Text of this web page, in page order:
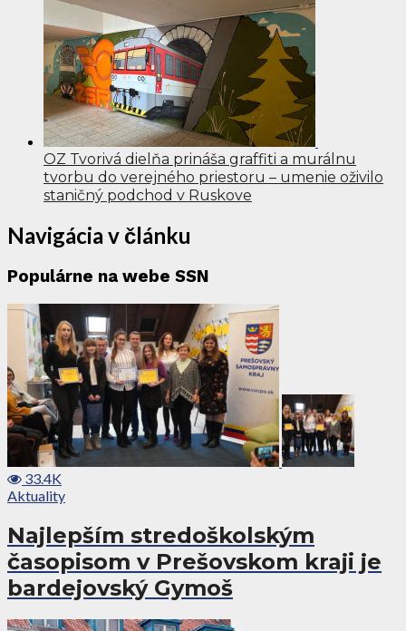
OZ Tvorivá dielňa prináša graffiti a murálnu
tvorbu do verejného priestoru – umenie oživilo
staničný podchod v Ruskove
Navigácia v článku
Populárne na webe SSN
33.4K
Aktuality
Najlepším stredoškolským
časopisom v Prešovskom kraji je
bardejovský Gymoš